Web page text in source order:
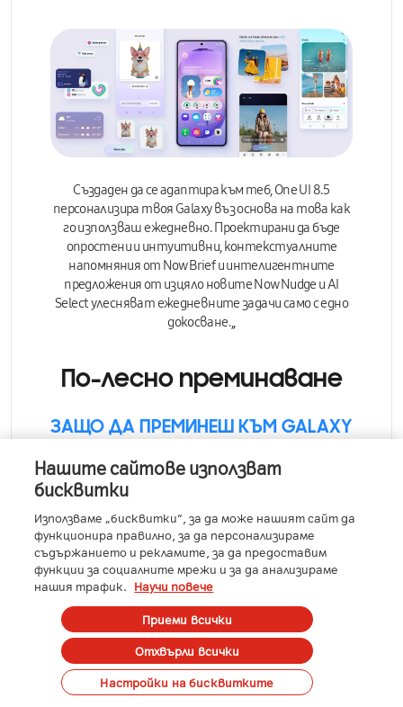
Поръчай
Създаден да се адаптира към теб,One UI 8.5
персонализира твоя Galaxy въз основа на това как
го използваш ежедневно.Проектирани да бъде
опростени и интуитивни,контекстуалните
напомняния от Now Brief и интелигентните
предложения от изцяло новите Now Nudge и AI
Select улесняват ежедневните задачи само с едно
докосване.,,
По-лесно преминаване
ЗАЩО ДА ПРЕМИНЕШ КЪМ GALAXY
Представете си къде биха могли да те отведат
най-мощните ни устройства.Премини към Galaxy
и открий свят, в който всички използвани от теб
технологии работят безпроблемно заедно,
осигурявайки ти свързаност и контрол.
Нашите сайтове използват
бисквитки
Използваме „бисквитки“, за да може нашият сайт да
функционира правилно, за да персонализираме
съдържанието и рекламите, за да предоставим
функции за социалните мрежи и за да анализираме
нашия трафик. Научи повече
Настройки на бисквитките
Отхвърли всички
Приеми всички